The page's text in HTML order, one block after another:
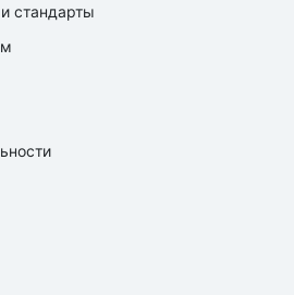
стандарты